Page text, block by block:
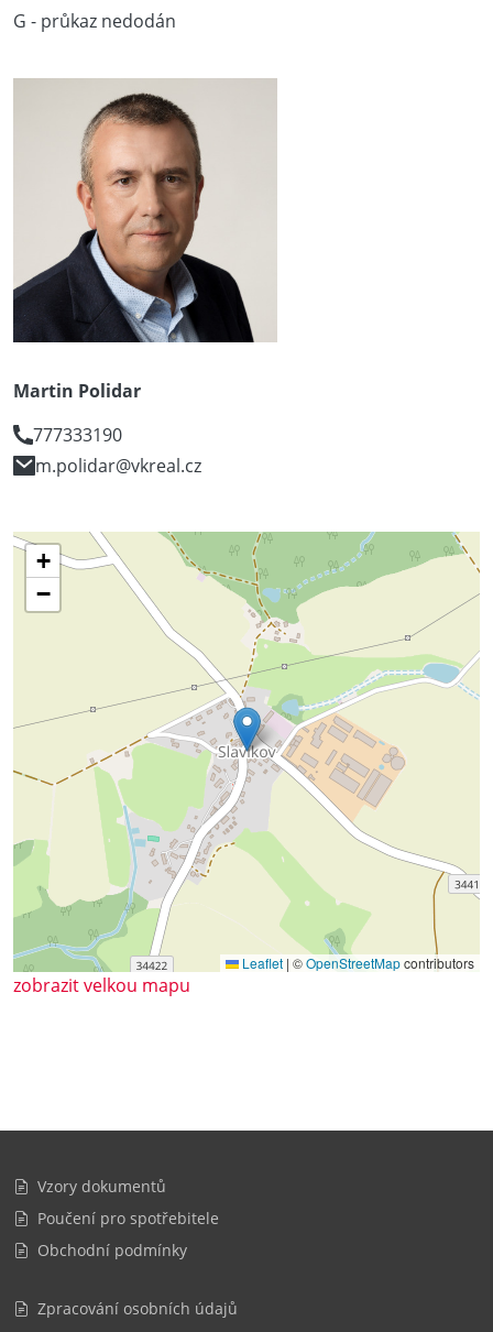
G - průkaz nedodán
Martin Polidar
777333190
m.polidar@vkreal.cz
+
−
Leaflet | ©OpenStreetMapcontributors
zobrazit velkou mapu
Vzory dokumentů
Poučení pro spotřebitele
Obchodní podmínky
Zpracování osobních údajů